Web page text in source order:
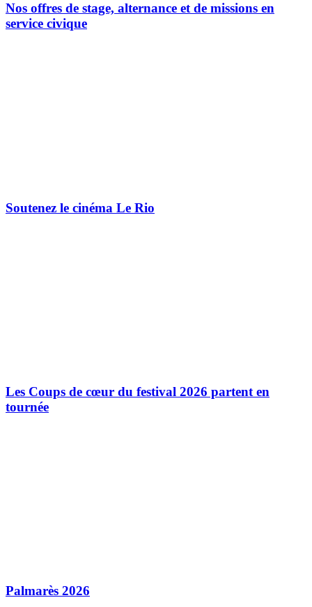
Nos offres de stage, alternance et de missions en
service civique
Soutenez le cinéma Le Rio
Les Coups de cœur du festival 2026 partent en
tournée
Palmarès 2026